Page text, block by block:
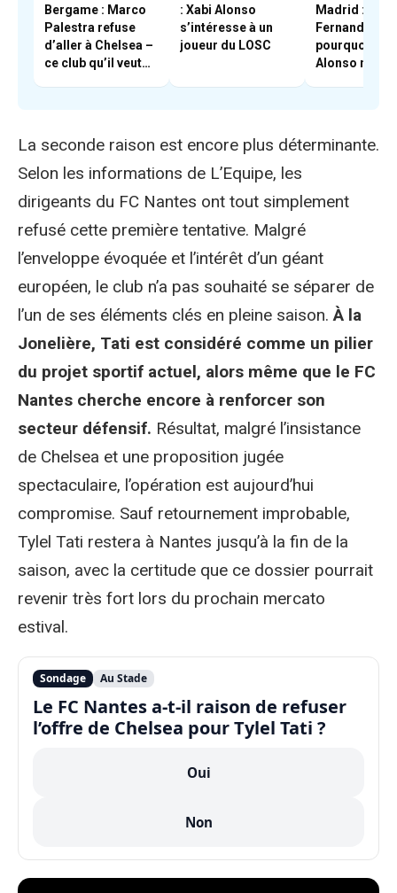
Bergame : Marco
Palestra refuse
d’aller à Chelsea –
ce club qu’il veut
: Xabi Alonso
s’intéresse à un
joueur du LOSC
Madrid : Enzo
Fernandez,
pourquoi Xabi
Alonso ne
La seconde raison est encore plus déterminante.
Selon les informations de L’Equipe, les
dirigeants du FC Nantes ont tout simplement
refusé cette première tentative. Malgré
l’enveloppe évoquée et l’intérêt d’un géant
européen, le club n’a pas souhaité se séparer de
l’un de ses éléments clés en pleine saison.À la
Jonelière, Tati est considéré comme un pilier
du projet sportif actuel, alors même que le FC
Nantes cherche encore à renforcer son
secteur défensif. Résultat, malgré l’insistance
de Chelsea et une proposition jugée
spectaculaire, l’opération est aujourd’hui
compromise. Sauf retournement improbable,
Tylel Tati restera à Nantes jusqu’à la fin de la
saison, avec la certitude que ce dossier pourrait
revenir très fort lors du prochain mercato
estival.
Sondage Au Stade
Le FC Nantes a-t-il raison de refuser
l’offre de Chelsea pour Tylel Tati ?
Oui
Non